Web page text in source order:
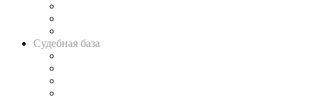
Судебная база